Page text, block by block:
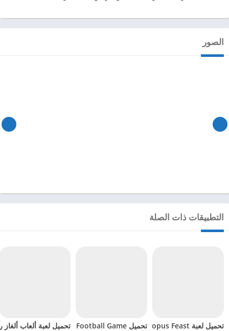
الصور
التطبيقات ذات الصلة
تحميل لعبة Octopus Feast مهكرة للاندرويد 2024 تحميل Soccer Hero PvP Football Game مهكرة للاندرويد 2024 تحميل لعبة ألعاب ألغاز